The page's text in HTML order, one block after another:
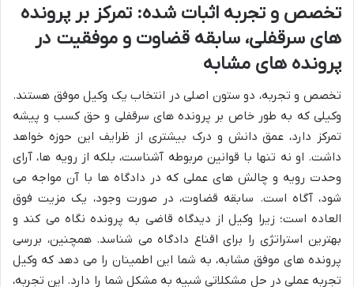
تخصص و تجربه اثبات شده: تمرکز بر پرونده
های سرقفلی، سابقه قضاوت و موفقیت در
پرونده های مشابه
تخصص و تجربه، دو ستون اصلی در انتخاب یک وکیل موفق هستند.
وکیلی که به طور خاص بر پرونده های سرقفلی و حق کسب و پیشه
تمرکز دارد، عمق دانش و درک بیشتری از ظرایف این حوزه خواهد
داشت. او نه تنها با قوانین مربوطه آشناست، بلکه از رویه ها، آرای
وحدت رویه و چالش های عملی که در دادگاه ها با آن مواجه می
شود، آگاه است. سابقه قضاوت، در صورت وجود، یک مزیت فوق
العاده است؛ زیرا وکیل از دیدگاه قاضی به پرونده نگاه می کند و
بهترین استراتژی را برای اقناع دادگاه می شناسد. همچنین، بررسی
پرونده های موفق مشابه، به شما این اطمینان را می دهد که وکیل
تجربه عملی در حل مشکلاتی شبیه به مشکل شما را دارد. این تجربه،